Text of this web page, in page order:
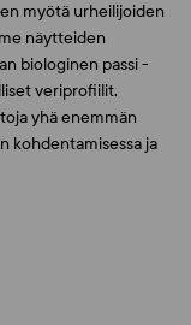
myötä urheilijoiden
näytteiden
biologinen passi -
veriprofiilit.
yhä enemmän
kohdentamisessa ja